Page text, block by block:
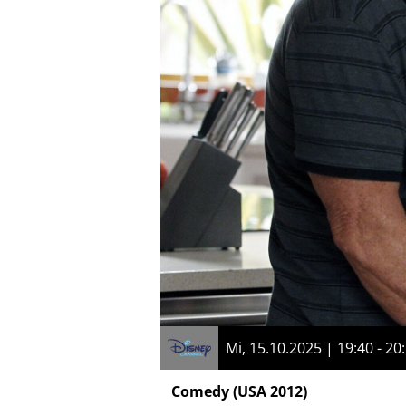
Mi, 15.10.2025 | 19:40 -
Comedy(USA 2012)